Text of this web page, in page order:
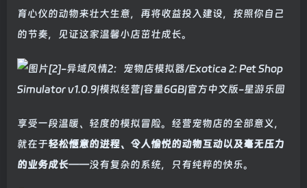
育心仪的动物来壮大生意，再将收益投入建设，按照你自己
的节奏，见证这家温馨小店茁壮成长。
享受一段温暖、轻度的模拟冒险。经营宠物店的全部意义，
就在于轻松惬意的进程、令人愉悦的动物互动以及毫无压力
的业务成长——没有复杂的系统，只有纯粹的快乐。